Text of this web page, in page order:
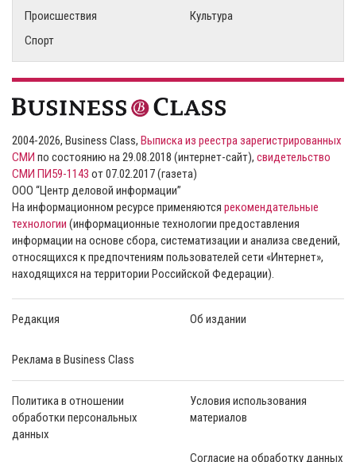
Происшествия
Культура
Спорт
2004-2026, Business Class, Выписка из реестра зарегистрированных
СМИ по состоянию на 29.08.2018 (интернет-сайт), свидетельство
СМИ ПИ59-1143 от 07.02.2017 (газета)
ООО “Центр деловой информации”
На информационном ресурсе применяются рекомендательные
технологии (информационные технологии предоставления
информации на основе сбора, систематизации и анализа сведений,
относящихся к предпочтениям пользователей сети «Интернет»,
находящихся на территории Российской Федерации).
Редакция Об издании
Реклама в Business Class
Политика в отношении
обработки персональных
данных
Условия использования
материалов
Согласие на обработку данных